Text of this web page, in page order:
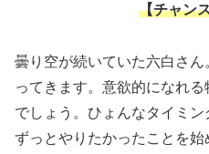
【チャン
曇り空が続いていた六白さ
ってきます。意欲的になれ
でしょう。ひょんなタイミン
ずっとやりたかったことを